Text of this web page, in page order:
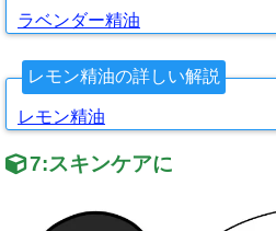
ラベンダー精油
レモン精油の詳しい解説
レモン精油
7:スキンケアに